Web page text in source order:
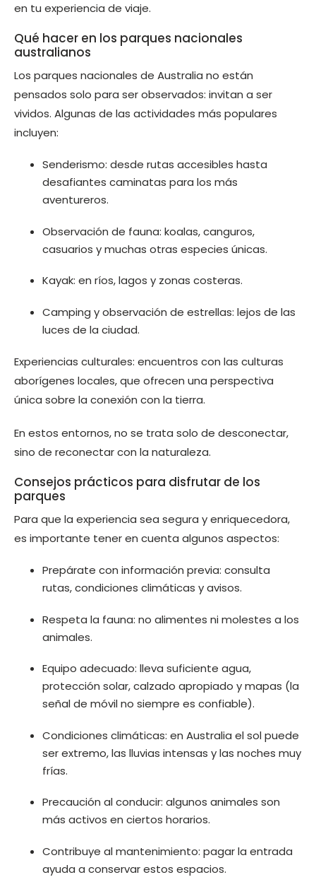
en tu experiencia de viaje.
Qué hacer en los parques nacionales
australianos
Los parques nacionales de Australia no están
pensados solo para ser observados: invitan a ser
vividos. Algunas de las actividades más populares
incluyen:
Senderismo: desde rutas accesibles hasta
desafiantes caminatas para los más
aventureros.
Observación de fauna: koalas, canguros,
casuarios y muchas otras especies únicas.
Kayak: en ríos, lagos y zonas costeras.
Camping y observación de estrellas: lejos de las
luces de la ciudad.
Experiencias culturales: encuentros con las culturas
aborígenes locales, que ofrecen una perspectiva
única sobre la conexión con la tierra.
En estos entornos, no se trata solo de desconectar,
sino de reconectar con la naturaleza.
Consejos prácticos para disfrutar de los
parques
Para que la experiencia sea segura y enriquecedora,
es importante tener en cuenta algunos aspectos:
Prepárate con información previa: consulta
rutas, condiciones climáticas y avisos.
Respeta la fauna: no alimentes ni molestes a los
animales.
Equipo adecuado: lleva suficiente agua,
protección solar, calzado apropiado y mapas (la
señal de móvil no siempre es confiable).
Condiciones climáticas: en Australia el sol puede
ser extremo, las lluvias intensas y las noches muy
frías.
Precaución al conducir: algunos animales son
más activos en ciertos horarios.
Contribuye al mantenimiento: pagar la entrada
ayuda a conservar estos espacios.